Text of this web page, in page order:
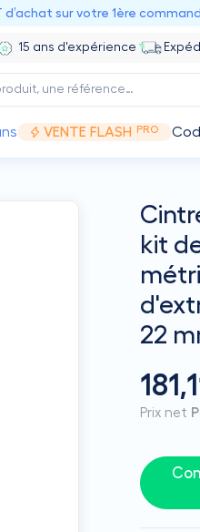
sur votre 1ère
15 ans d'expérience
VENTE FLASH PRO
kit
22
Prix net